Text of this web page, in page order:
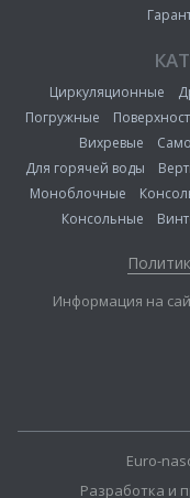
Циркуляционные
Погружные
Вихревые
Для горячей воды
Моноблочные
Консольные
Информация на
Euro-
Разработка и